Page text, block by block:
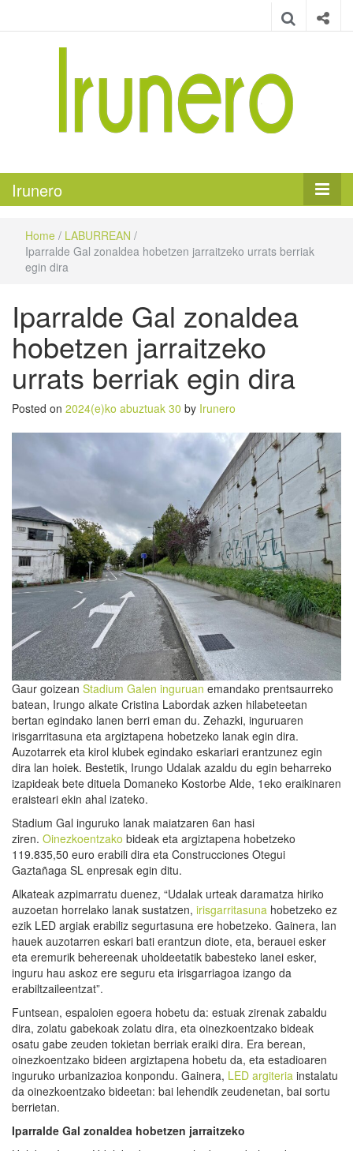
Irunero
Home / LABURREAN /
Iparralde Gal zonaldea hobetzen jarraitzeko urrats berriak
egin dira
Iparralde Gal zonaldea
hobetzen jarraitzeko
urrats berriak egin dira
Posted on 2024(e)ko abuztuak 30 by Irunero
Gaur goizean Stadium Galen inguruan emandako prentsaurreko
batean, Irungo alkate Cristina Labordak azken hilabeteetan
bertan egindako lanen berri eman du. Zehazki, inguruaren
irisgarritasuna eta argiztapena hobetzeko lanak egin dira.
Auzotarrek eta kirol klubek egindako eskariari erantzunez egin
dira lan hoiek. Bestetik, Irungo Udalak azaldu du egin beharreko
izapideak bete dituela Domaneko Kostorbe Alde, 1eko eraikinaren
eraisteari ekin ahal izateko.
Stadium Gal inguruko lanak maiatzaren 6an hasi
ziren. Oinezkoentzako bideak eta argiztapena hobetzeko
119.835,50 euro erabili dira eta Construcciones Otegui
Gaztañaga SL enpresak egin ditu.
Alkateak azpimarratu duenez, “Udalak urteak daramatza hiriko
auzoetan horrelako lanak sustatzen, irisgarritasuna hobetzeko ez
ezik LED argiak erabiliz segurtasuna ere hobetzeko. Gainera, lan
hauek auzotarren eskari bati erantzun diote, eta, berauei esker
eta eremurik behereenak uholdeetatik babesteko lanei esker,
inguru hau askoz ere seguru eta irisgarriagoa izango da
erabiltzaileentzat”.
Funtsean, espaloien egoera hobetu da: estuak zirenak zabaldu
dira, zolatu gabekoak zolatu dira, eta oinezkoentzako bideak
osatu gabe zeuden tokietan berriak eraiki dira. Era berean,
oinezkoentzako bideen argiztapena hobetu da, eta estadioaren
inguruko urbanizazioa konpondu. Gainera, LED argiteria instalatu
da oinezkoentzako bideetan: bai lehendik zeudenetan, bai sortu
berrietan.
Iparralde Gal zonaldea hobetzen jarraitzeko